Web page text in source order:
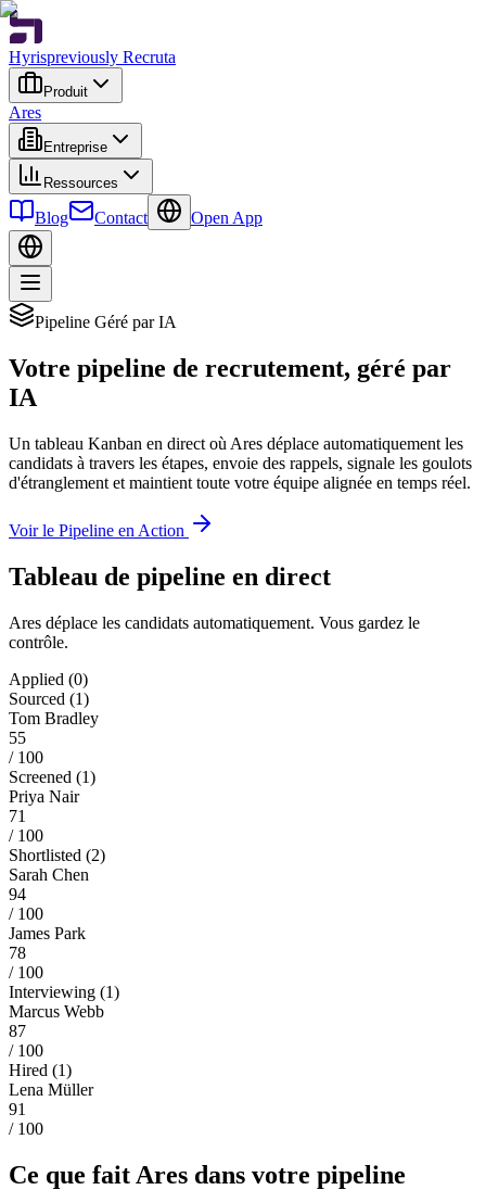
Hyrispreviously Recruta
Produit
Ares
Entreprise
Ressources
Blog Contact Open App
Pipeline Géré par IA
Votre pipeline de recrutement, géré par
IA
Un tableau Kanban en direct où Ares déplace automatiquement les
candidats à travers les étapes, envoie des rappels, signale les goulots
d'étranglement et maintient toute votre équipe alignée en temps réel.
Voir le Pipeline en Action
Tableau de pipeline en direct
Ares déplace les candidats automatiquement. Vous gardez le
contrôle.
Applied (0)
Sourced (1)
Tom Bradley
55
/ 100
Screened (1)
Priya Nair
71
/ 100
Shortlisted (2)
Sarah Chen
94
/ 100
James Park
78
/ 100
Interviewing (1)
Marcus Webb
87
/ 100
Hired (1)
Lena Müller
91
/ 100
Ce que fait Ares dans votre pipeline